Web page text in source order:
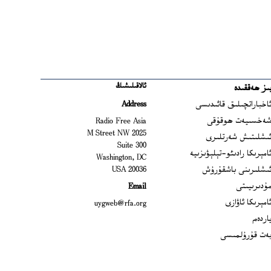
ھەققىدە
ئاخباراتچىلىق قائىدىسى
شەخسىيەت ھوقۇقى
ئىشلىتىش شەرتلىرى
ئامېرىكا رادىئو-تېلېۋىزىيە
ئىشلىرىنى باشقۇرۇش
مۇدىرىيىتى
ئامېرىكا ئاۋازى
ياردەم
بەت قۇرۇلمىسى
ئالاقىلىشىڭ
Address
Radio Free Asia
2025 M Street NW
Suite 300
Washington, DC
20036 USA
Email
uygweb@rfa.org